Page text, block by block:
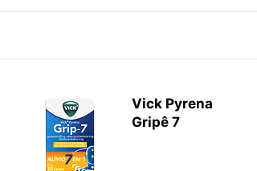
Vick Pyrena
Gripê 7